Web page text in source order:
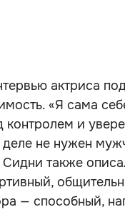
актриса
«Я сама
и
не нужен
Сидни также
— способный,